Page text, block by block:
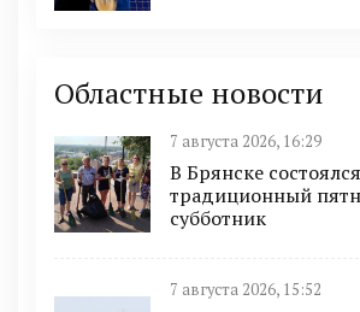
Областные новости
7 августа 2026, 16:29
В Брянске состоялся
традиционный
субботник
7 августа 2026, 15:52